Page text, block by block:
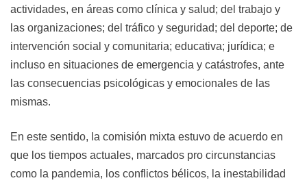
actividades, en áreas como clínica y salud; del trabajo y
las organizaciones; del tráfico y seguridad; del deporte; de
intervención social y comunitaria; educativa; jurídica; e
incluso en situaciones de emergencia y catástrofes, ante
las consecuencias psicológicas y emocionales de las
mismas.
En este sentido, la comisión mixta estuvo de acuerdo en
que los tiempos actuales, marcados pro circunstancias
como la pandemia, los conflictos bélicos, la inestabilidad